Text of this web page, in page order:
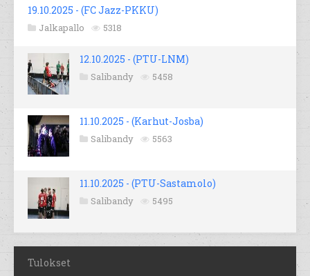
19.10.2025 - (FC Jazz-PKKU)
Jalkapallo 5318
12.10.2025 - (PTU-LNM)
Salibandy 5458
11.10.2025 - (Karhut-Josba)
Salibandy 5563
11.10.2025 - (PTU-Sastamolo)
Salibandy 5495
Tulokset